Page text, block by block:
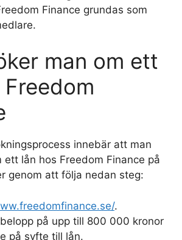
Finance grundas som
man om ett
innebär att man
ett lån hos Freedom Finance på
genom att följa nedan steg:
.
på upp till 800 000 kronor
på syfte till lån.